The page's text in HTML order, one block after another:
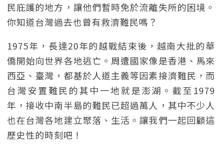
民庇護的地方，讓他們暫時免於流離失所的困境。
你知道台灣過去也曾有救濟難民嗎？
1975年，長達20年的越戰結束後，越南大批的華
僑開始向世界各地逃亡。周遭國家像是香港、馬來
西亞、臺灣，都基於人道主義等因素接濟難民，而
台灣安置難民的其中一地就是澎湖。截至1979
年，接收中南半島的難民已超過萬人，其中不少人
也在台灣各地建立聚落、生活。讓我們一起回顧這
歷史性的時刻吧！